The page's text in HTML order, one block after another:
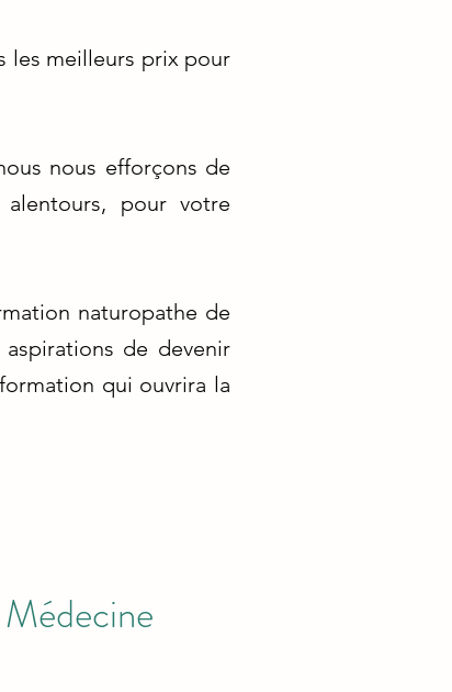
les meilleurs prix pour
nous efforçons de
pour votre
naturopathe de
de devenir
qui ouvrira la